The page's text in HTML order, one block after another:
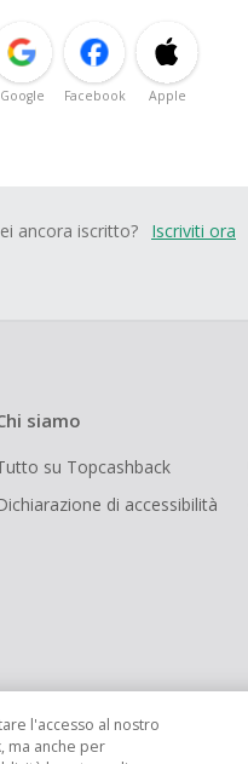
Google Facebook Apple
ancora iscritto? Iscriviti ora
siamo
su Topcashback
di accessibilità
l'accesso al nostro
ma anche per